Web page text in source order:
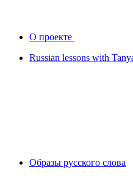
О проекте
Russian lessons with
Образы русского слова